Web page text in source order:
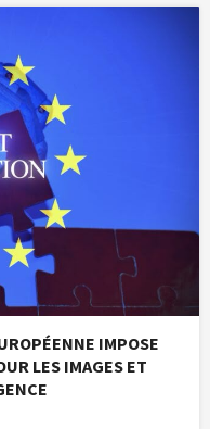
IMPOSE
LES IMAGES ET